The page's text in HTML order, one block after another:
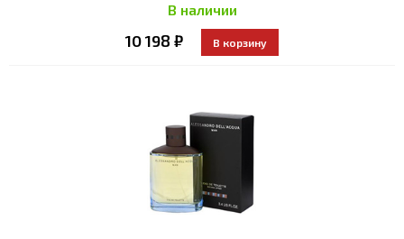
В наличии
10 198 ₽